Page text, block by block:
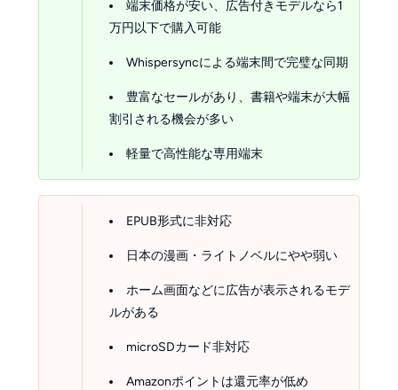
端末価格が安い、広告付きモデルなら1
万円以下で購入可能
Whispersyncによる端末間で完璧な同期
豊富なセールがあり、書籍や端末が大幅
割引される機会が多い
軽量で高性能な専用端末
EPUB形式に非対応
日本の漫画・ライトノベルにやや弱い
ホーム画面などに広告が表示されるモデ
ルがある
microSDカード非対応
Amazonポイントは還元率が低め